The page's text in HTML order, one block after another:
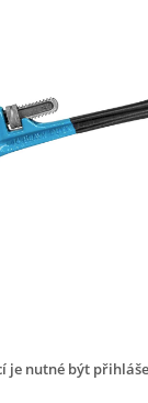
je nutné být